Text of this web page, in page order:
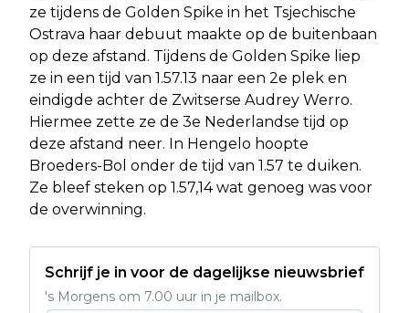
ze tijdens de Golden Spike in het Tsjechische
Ostrava haar debuut maakte op de buitenbaan
op deze afstand. Tijdens de Golden Spike liep
ze in een tijd van 1.57.13 naar een 2e plek en
eindigde achter de Zwitserse Audrey Werro.
Hiermee zette ze de 3e Nederlandse tijd op
deze afstand neer. In Hengelo hoopte
Broeders-Bol onder de tijd van 1.57 te duiken.
Ze bleef steken op 1.57,14 wat genoeg was voor
de overwinning.
Schrijf je in voor de dagelijkse nieuwsbrief
's Morgens om 7.00 uur in je mailbox.